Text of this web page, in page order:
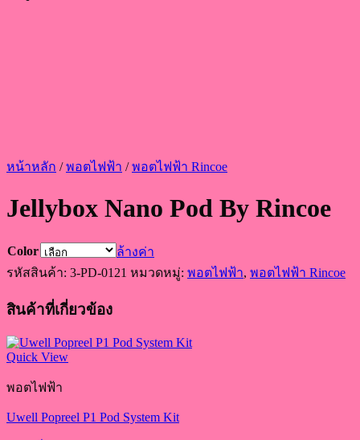
หน้าหลัก / พอตไฟฟ้า / พอตไฟฟ้า Rincoe
Jellybox Nano Pod By Rincoe
Color
ล้างค่า
รหัสสินค้า: 3-PD-0121 หมวดหมู่: พอตไฟฟ้า, พอตไฟฟ้า Rincoe
สินค้าที่เกี่ยวข้อง
Quick View
พอตไฟฟ้า
Uwell Popreel P1 Pod System Kit